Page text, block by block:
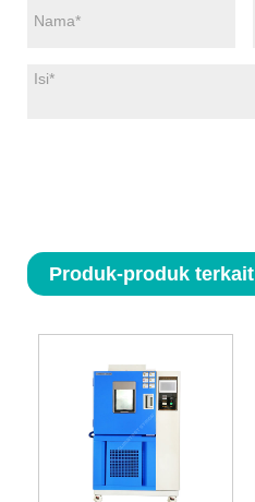
Produk-produk terkait